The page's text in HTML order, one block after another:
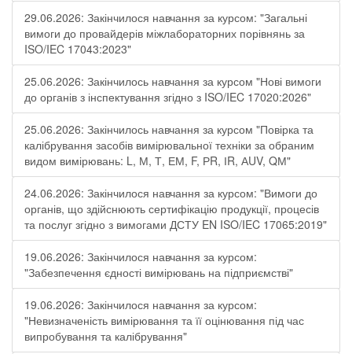
29.06.2026: Закінчилося навчання за курсом: "Загальні
вимоги до провайдерів міжлабораторних порівнянь за
ISO/IEC 17043:2023"
25.06.2026: Закінчилось навчання за курсом "Нові вимоги
до органів з інспектування згідно з ISO/IEC 17020:2026"
25.06.2026: Закінчилось навчання за курсом "Повірка та
калібрування засобів вимірювальної техніки за обраним
видом вимірювань: L, М, Т, ЕМ, F, РR, ІR, АUV, QМ"
24.06.2026: Закінчилося навчання за курсом: "Вимоги до
органів, що здійснюють сертифікацію продукції, процесів
та послуг згідно з вимогами ДСТУ EN ISO/IEC 17065:2019"
19.06.2026: Закінчилося навчання за курсом:
"Забезпечення єдності вимірювань на підприємстві"
19.06.2026: Закінчилося навчання за курсом:
"Невизначеність вимірювання та її оцінювання під час
випробування та калібрування"